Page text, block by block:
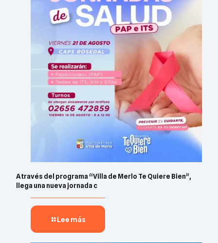
A través del programa “Villa de Merlo Te Quiere Bien”,
llega una nueva jornada c
Lee más